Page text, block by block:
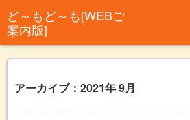
アーカイブ：2021年 9月